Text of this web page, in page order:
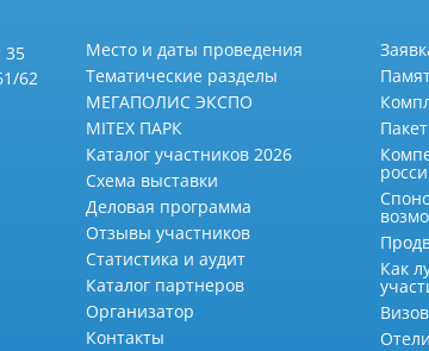
35
62
Место и даты проведения
Тематические разделы
МЕГАПОЛИС ЭКСПО
MITEX ПАРК
Каталог участников 2026
Схема выставки
Деловая программа
Отзывы участников
Статистика и аудит
Каталог партнеров
Организатор
Контакты
Как
Отели